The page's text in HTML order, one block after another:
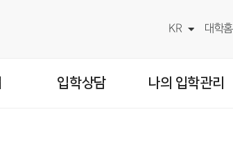
KR 대학
입학상담 나의 입학관리